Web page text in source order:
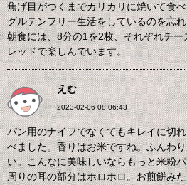
焦げ目がつくまでカリカリに焼いて食
グルテンフリー生活をしているのを忘
朝食には、8分の1を2枚、それぞれチ
レッドで楽しんでいます。
えむ
2023-02-06 08:06:43
パン用のナイフでなくてもキレイに切
べました。香りはお米ですね。ふんわ
い。こんなに美味しいならもっと米粉
周りの耳の部分はホロホロ。お煎餅み